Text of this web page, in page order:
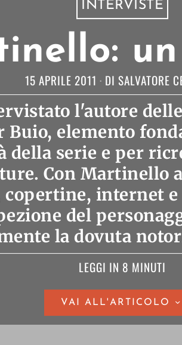
INTERVISTE
15 APRILE 2011 DI SALVATORE
l'autore
Buio, elemento
della serie e per
Con Martinello
internet
del
la dovuta
LEGGI IN 8 MINUTI
VAI ALL'ARTICOLO